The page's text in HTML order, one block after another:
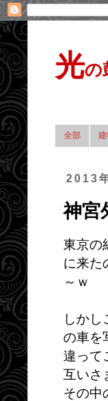
光の
全部
2013
神宮
東京の
に来た
～ｗ
しか
の車を
違って
互いさ
その中